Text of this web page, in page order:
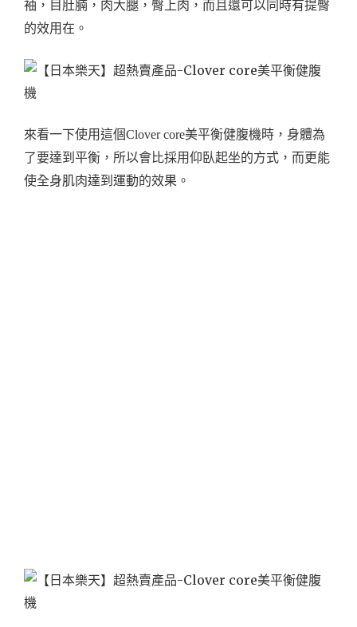
袖，目肚腩，肉大腿，臀上肉，而且還可以同時有提臀
的效用在。
來看一下使用這個Clover core美平衡健腹機時，身體為
了要達到平衡，所以會比採用仰臥起坐的方式，而更能
使全身肌肉達到運動的效果。